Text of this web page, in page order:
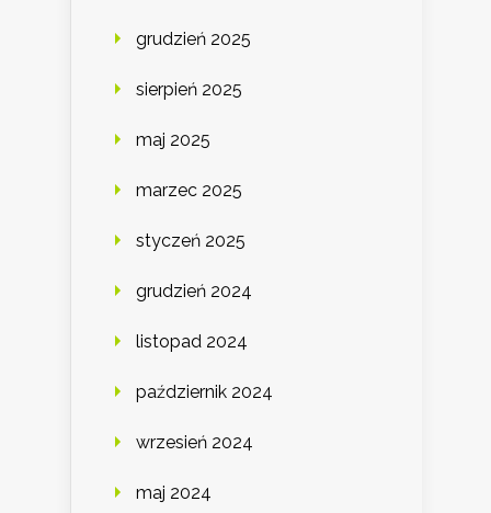
grudzień 2025
sierpień 2025
maj 2025
marzec 2025
styczeń 2025
grudzień 2024
listopad 2024
październik 2024
wrzesień 2024
maj 2024